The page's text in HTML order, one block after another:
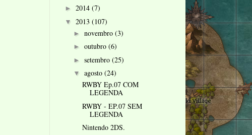
► 2014 (7)
▼ 2013 (107)
► novembro (3)
► outubro (6)
► setembro (25)
▼ agosto (24)
RWBY Ep.07 COM
LEGENDA
RWBY - EP.07 SEM
LEGENDA
Nintendo 2DS.